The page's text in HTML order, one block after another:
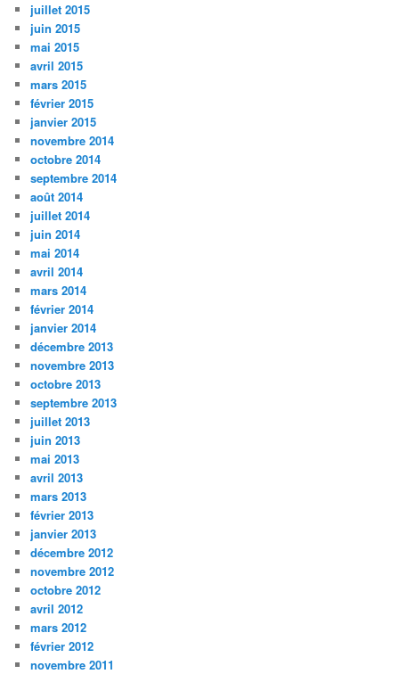
juillet 2015
juin 2015
mai 2015
avril 2015
mars 2015
février 2015
janvier 2015
novembre 2014
octobre 2014
septembre 2014
août 2014
juillet 2014
juin 2014
mai 2014
avril 2014
mars 2014
février 2014
janvier 2014
décembre 2013
novembre 2013
octobre 2013
septembre 2013
juillet 2013
juin 2013
mai 2013
avril 2013
mars 2013
février 2013
janvier 2013
décembre 2012
novembre 2012
octobre 2012
avril 2012
mars 2012
février 2012
novembre 2011